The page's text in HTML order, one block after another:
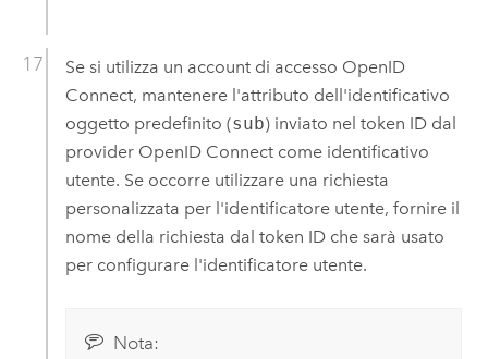
Se si utilizza un account di accesso OpenID
Connect, mantenere l'attributo dell'identificativo
oggetto predefinito (sub) inviato nel token ID dal
provider OpenID Connect come identificativo
utente. Se occorre utilizzare una richiesta
personalizzata per l'identificatore utente, fornire il
nome della richiesta dal token ID che sarà usato
per configurare l'identificatore utente.
Nota: